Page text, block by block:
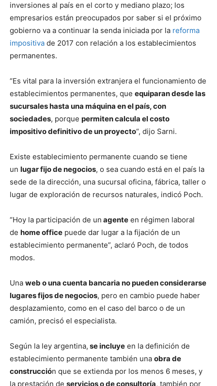
inversiones al país en el corto y mediano plazo; los
empresarios están preocupados por saber si el próximo
gobierno va a continuar la senda iniciada por la reforma
impositiva de 2017 con relación a los establecimientos
permanentes.
“Es vital para la inversión extranjera el funcionamiento de
establecimientos permanentes, que equiparan desde las
sucursales hasta una máquina en el país, con
sociedades, porque permiten calcula el costo
impositivo definitivo de un proyecto“, dijo Sarni.
Existe establecimiento permanente cuando se tiene
un lugar fijo de negocios, o sea cuando está en el país la
sede de la dirección, una sucursal oficina, fábrica, taller o
lugar de exploración de recursos naturales, indicó Poch.
“Hoy la participación de un agente en régimen laboral
de home office puede dar lugar a la fijación de un
establecimiento permanente”, aclaró Poch, de todos
modos.
Una web o una cuenta bancaria no pueden considerarse
lugares fijos de negocios, pero en cambio puede haber
desplazamiento, como en el caso del barco o de un
camión, precisó el especialista.
Según la ley argentina, se incluye en la definición de
establecimiento permanente también una obra de
construcción que se extienda por los menos 6 meses, y
la prestación de servicios o de consultoría, también por